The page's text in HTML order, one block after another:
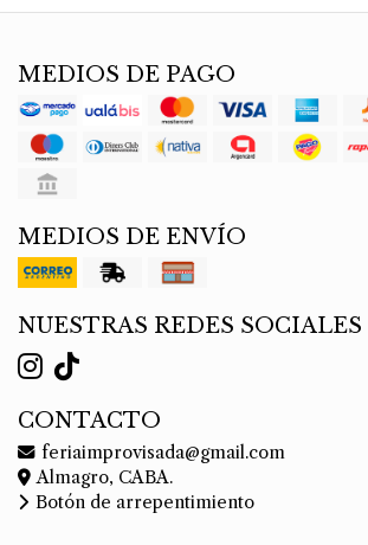
MEDIOS DE PAGO
MEDIOS DE ENVÍO
NUESTRAS REDES SOCIALES
CONTACTO
feriaimprovisada@gmail.com
Almagro, CABA.
Botón de arrepentimiento